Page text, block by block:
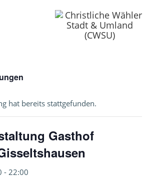
hat bereits stattgefunden.
Gasthof
- 22:00